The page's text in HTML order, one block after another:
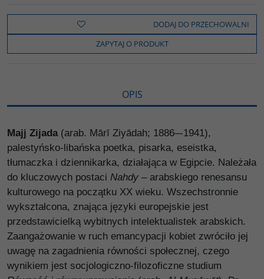
e
o
k
t
t
e
o
y
i
n
k
z
e
l
s
DODAJ DO PRZECHOWALNI
ZAPYTAJ O PRODUKT
OPIS
Majj Zijada(arab. Mārī Ziyādah; 1886–-1941),
palestyńsko-libańska poetka, pisarka, eseistka,
tłumaczka i dziennikarka, działająca w Egipcie. Należała
do kluczowych postaci Nahdy – arabskiego renesansu
kulturowego na początku XX wieku. Wszechstronnie
wykształcona, znająca języki europejskie jest
przedstawicielką wybitnych intelektualistek arabskich.
Zaangażowanie w ruch emancypacji kobiet zwróciło jej
uwagę na zagadnienia równości społecznej, czego
wynikiem jest socjologiczno-filozoficzne studium